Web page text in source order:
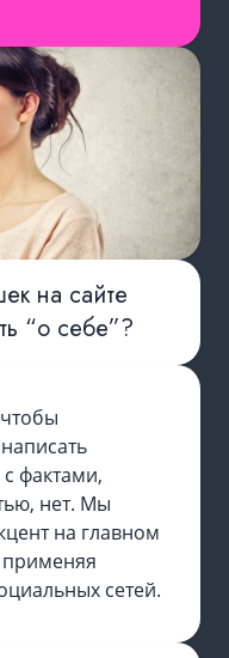
на сайте
“о себе”?
фактами,
нет. Мы
на главном
сетей.